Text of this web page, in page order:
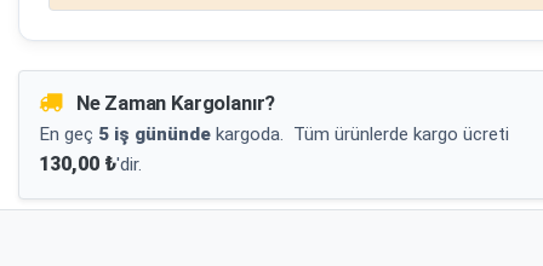
Ne Zaman Kargolanır?
En geç 5 iş gününde kargoda. Tüm ürünlerde kargo ücreti
130,00 ₺'dir.